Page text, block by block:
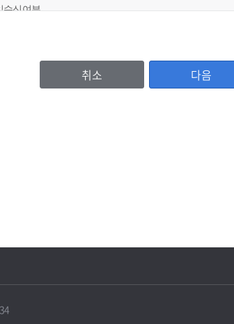
수신여부
우 법인등록번호), 기업명, 비밀번호, 대표자명, 주소,
인정보를 파기합니다.
취소 다음